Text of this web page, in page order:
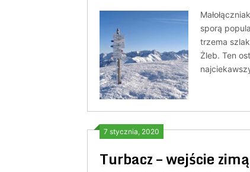
sporą
trzema
Żleb. Ten
7 stycznia, 2020
Turbacz – wejście zimą